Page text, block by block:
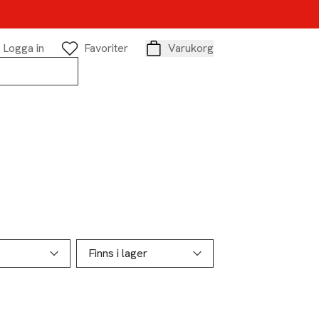
Logga in
Favoriter
Varukorg
Finns i lager